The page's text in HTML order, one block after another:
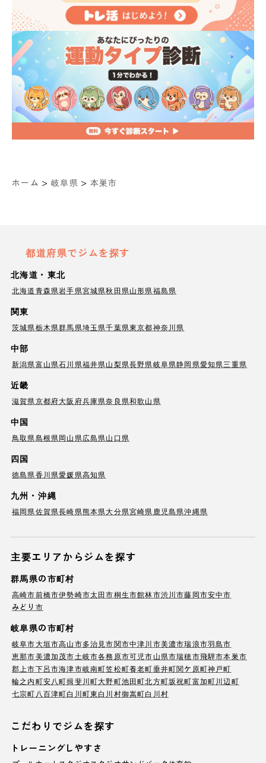
ホーム > 岐阜県 > 本巣市
都道府県でジムを探す
北海道・東北
北海道青森県岩手県宮城県秋田県山形県福島県
関東
茨城県栃木県群馬県埼玉県千葉県東京都神奈川県
中部
新潟県富山県石川県福井県山梨県長野県岐阜県静岡県愛知県三重県
近畿
滋賀県京都府大阪府兵庫県奈良県和歌山県
中国
鳥取県島根県岡山県広島県山口県
四国
徳島県香川県愛媛県高知県
九州・沖縄
福岡県佐賀県長崎県熊本県大分県宮崎県 鹿児島県沖縄県
主要エリアからジムを探す
群馬県の市町村
高崎市前橋市伊勢崎市太田市桐生市館林市渋川市藤岡市安中市
みどり市
岐阜県の市町村
岐阜市大垣市高山市多治見市関市中津川市美濃市瑞浪市羽島市
恵那市美濃加茂市土岐市各務原市可児市山県市瑞穂市飛騨市本巣市
郡上市下呂市海津市岐南町笠松町養老町垂井町関ケ原町神戸町
輪之内町安八町揖斐川町大野町池田町北方町坂祝町富加町川辺町
七宗町 八百津町白川町東白川村御嵩町白川村
こだわりでジムを探す
トレーニングしやすさ